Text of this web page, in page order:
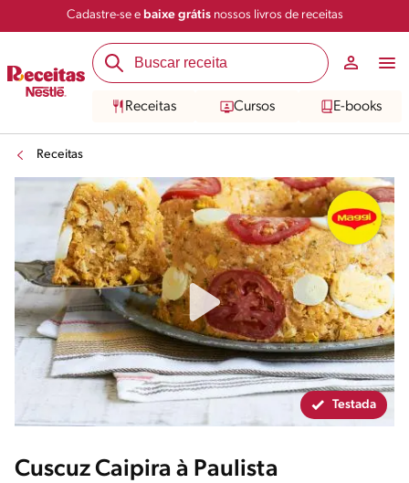
Cadastre-se e baixe grátisnossos livros de receitas
Receitas Cursos E-books
Receitas
Salvar Compartilhar
Testada
Cuscuz Caipira à Paulista